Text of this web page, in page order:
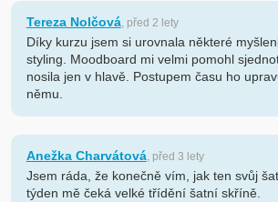
Tereza Nolčová, před 2 lety
Díky kurzu jsem si urovnala některé
styling. Moodboard mi velmi pomohl
nosila jen v hlavě. Postupem času ho
němu.
Anežka Charvátová, před 3 lety
Jsem ráda, že konečně vím, jak ten svůj
týden mě čeká velké třídění šatní skříně.